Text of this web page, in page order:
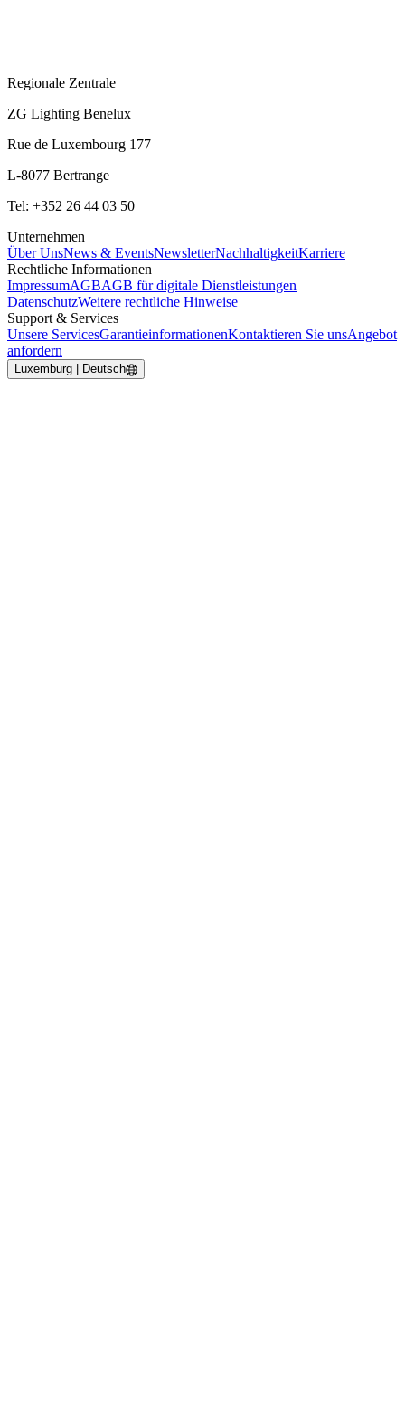
Regionale Zentrale
ZG Lighting Benelux
Rue de Luxembourg 177
L-8077 Bertrange
Tel: +352 26 44 03 50
Unternehmen
Über UnsNews & EventsNewsletterNachhaltigkeitKarriere
Rechtliche Informationen
ImpressumAGBAGB für digitale Dienstleistungen
DatenschutzWeitere rechtliche Hinweise
Support & Services
Unsere ServicesGarantieinformationenKontaktieren Sie unsAngebot
anfordern
Luxemburg | Deutsch